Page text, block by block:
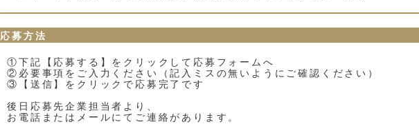
応募方法
①下記【応募する】をクリックして応募フォームへ
②必要事項をご入力ください（記入ミスの無いようにご確認ください）
③【送信】をクリックで応募完了です
後日応募先企業担当者より、
お電話またはメールにてご連絡があります。